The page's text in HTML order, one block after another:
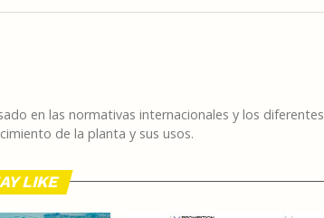
en las normativas internacionales y los diferentes
de la planta y sus usos.
LIKE